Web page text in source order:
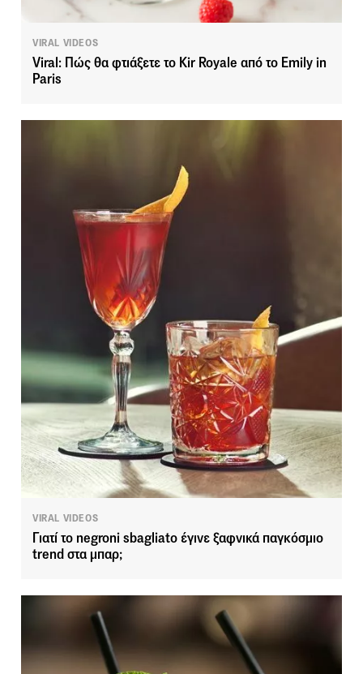
VIRAL VIDEOS
Viral: Πώς θα φτιάξετε το Kir Royale από το Emily in
Paris
VIRAL VIDEOS
Γιατί το negroni sbagliato έγινε ξαφνικά παγκόσμιο
trend στα μπαρ;